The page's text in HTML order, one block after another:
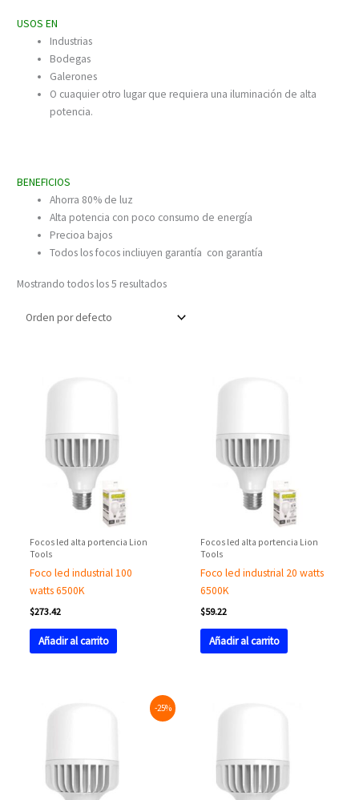
USOS EN
Industrias
Bodegas
Galerones
O cuaquier otro lugar que requiera una iluminación de alta
potencia.
BENEFICIOS
Ahorra 80% de luz
Alta potencia con poco consumo de energía
Precioa bajos
Todos los focos incliuyen garantía con garantía
Mostrando todos los 5 resultados
Focos led alta portencia Lion
Tools
Foco led industrial 100
watts 6500K
$273.42
Añadir al carrito
Focos led alta portencia Lion
Tools
Foco led industrial 20 watts
6500K
$59.22
Añadir al carrito
-25%